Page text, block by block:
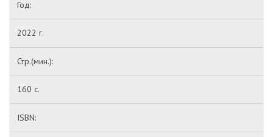
Год:
2022 г.
Стр.(мин.):
160 с.
ISBN: